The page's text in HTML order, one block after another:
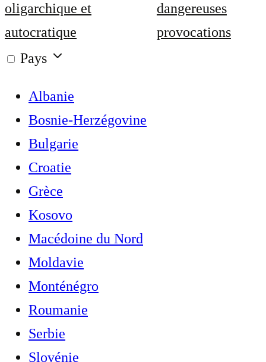
oligarchique et
autocratique
dangereuses
provocations
Pays
Albanie
Bosnie-Herzégovine
Bulgarie
Croatie
Grèce
Kosovo
Macédoine du Nord
Moldavie
Monténégro
Roumanie
Serbie
Slovénie